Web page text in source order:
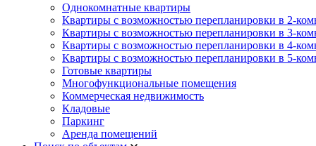
Однокомнатные квартиры
Квартиры с возможностью перепланировки в 2-
Квартиры с возможностью перепланировки в 3-
Квартиры с возможностью перепланировки в 4-
Квартиры с возможностью перепланировки в 5-
Готовые квартиры
Многофункциональные помещения
Коммерческая недвижимость
Кладовые
Паркинг
Аренда помещений